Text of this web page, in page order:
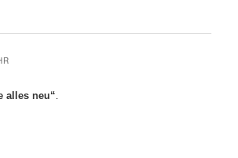
alles neu“